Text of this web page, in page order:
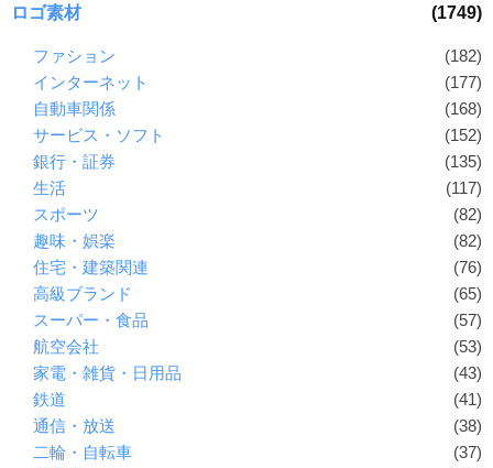
ロゴ素材 (1749)
ファション
(182)
インターネット
(177)
自動車関係
(168)
サービス・ソフト
(152)
銀行・証券
(135)
生活
(117)
スポーツ
(82)
趣味・娯楽
(82)
住宅・建築関連
(76)
高級ブランド
(65)
スーパー・食品
(57)
航空会社
(53)
家電・雑貨・日用品
(43)
鉄道
(41)
通信・放送
(38)
二輪・自転車
(37)